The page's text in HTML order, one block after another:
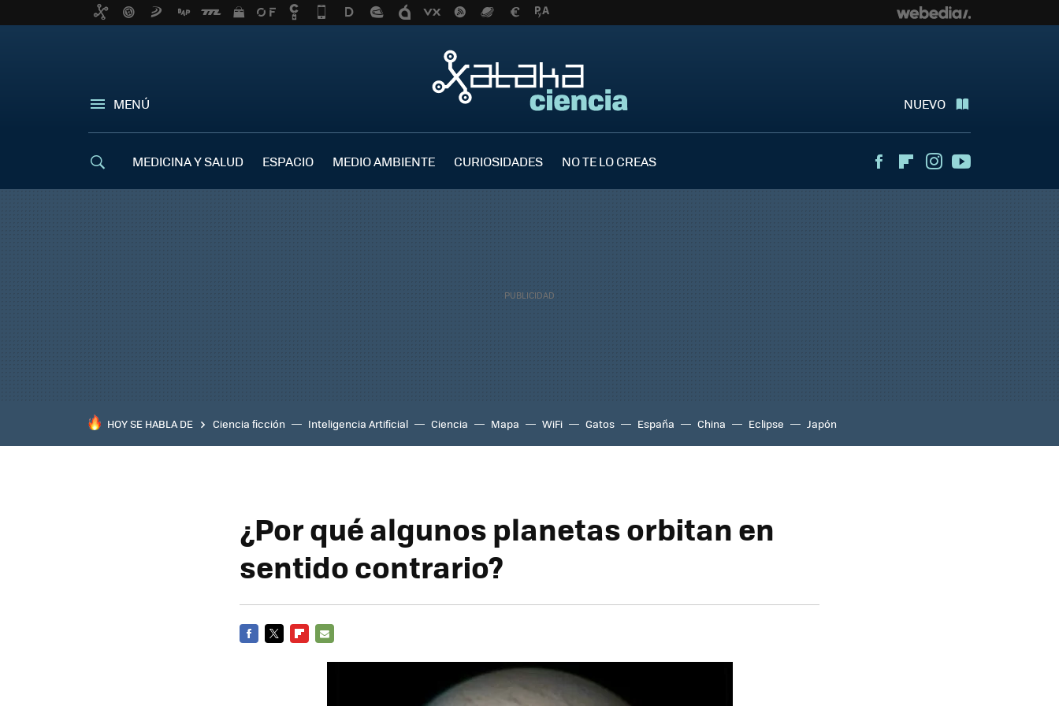
MENÚ NUEVO
MEDICINA Y SALUD ESPACIO MEDIO AMBIENTE CURIOSIDADES NO TE LO CREAS FacebookFlipboardInstagram
HOY SE HABLA DE Ciencia ficción Inteligencia Artificial Ciencia Mapa WiFi Gatos España China Eclipse Japón
¿Por qué algunos planetas orbitan en
sentido contrario?